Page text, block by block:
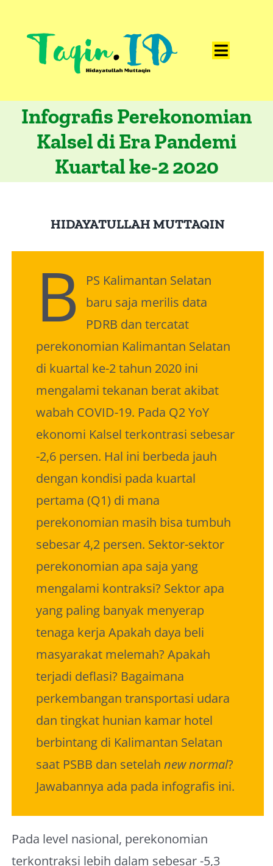
content
Toggle
Catatan
Artikel
Visualisasi
About Me
Infografis Perekonomian
Kalsel di Era Pandemi
Kuartal ke-2 2020
HIDAYATULLAH MUTTAQIN
B
PS Kalimantan Selatan
baru saja merilis data
PDRB dan tercatat
perekonomian Kalimantan Selatan
di kuartal ke-2 tahun 2020 ini
mengalami tekanan berat akibat
wabah COVID-19. Pada Q2 YoY
ekonomi Kalsel terkontrasi sebesar
-2,6 persen. Hal ini berbeda jauh
dengan kondisi pada kuartal
pertama (Q1) di mana
perekonomian masih bisa tumbuh
sebesar 4,2 persen. Sektor-sektor
perekonomian apa saja yang
mengalami kontraksi? Sektor apa
yang paling banyak menyerap
tenaga kerja Apakah daya beli
masyarakat melemah? Apakah
terjadi deflasi? Bagaimana
perkembangan transportasi udara
dan tingkat hunian kamar hotel
berbintang di Kalimantan Selatan
saat PSBB dan setelah new normal?
Jawabannya ada pada infografis ini.
Pada level nasional, perekonomian
terkontraksi lebih dalam sebesar -5,3